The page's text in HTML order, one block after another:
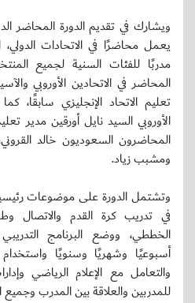
ويشارك في تقديم الدورة المحاضر
يعمل محاضرًا في الاتحادات
مدربًا للفئات السنية لجميع
المحاضر في الاتحادين الأوروبي
تعليم الاتحاد الإنجليزي سابقًا،
الأوروبي السيد نايل أورقين مدير
المحاضرون السعوديون خالد
ومشبب زياد.
وتشتمل الدورة على موضوعات
في تدريب كرة القدم والاتصال
الخططي، ووضع البرنامج
أسبوعيًا وشهريًا وسنويًا
والتعامل مع الإعلام الرياضي
للمدربين والعلاقة بين المدرب وجميع